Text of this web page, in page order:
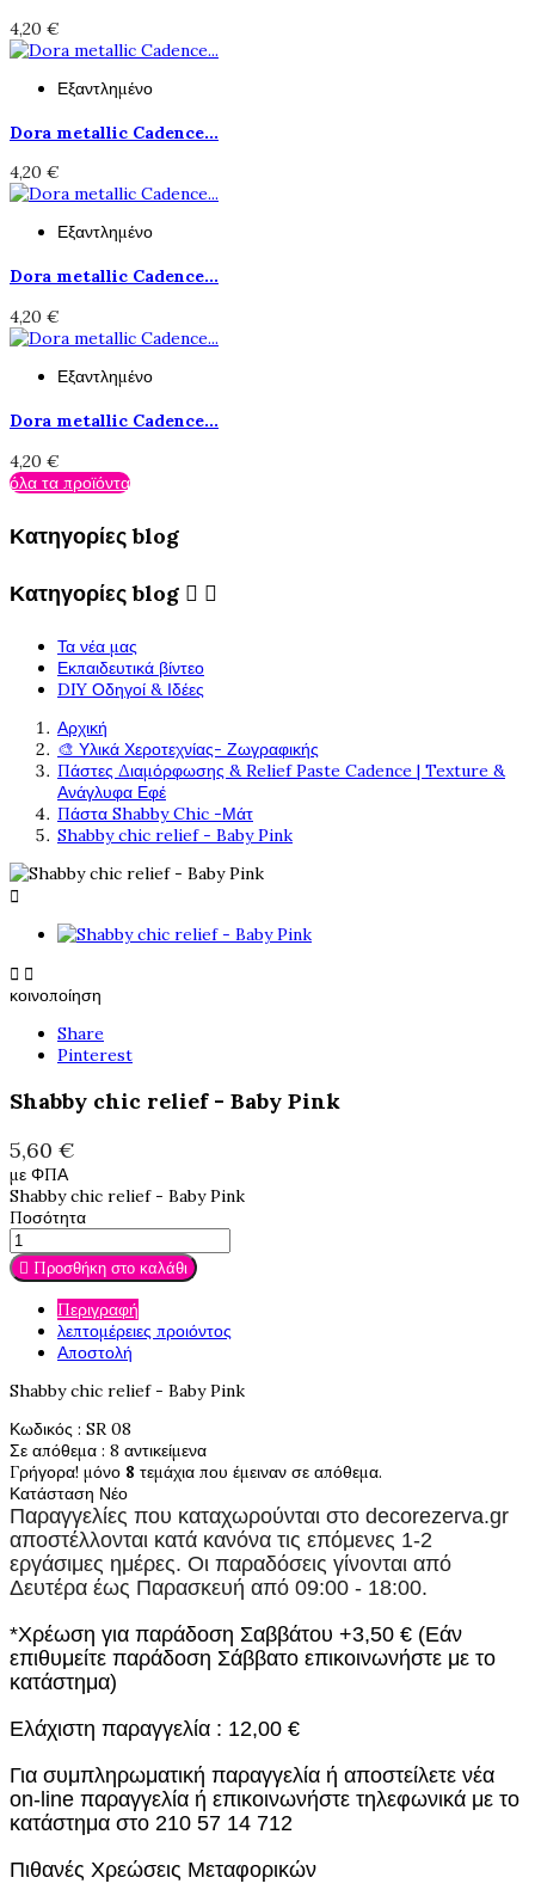
4,20 €
Εξαντλημένο
Dora metallic Cadence...
4,20 €
Εξαντλημένο
Dora metallic Cadence...
4,20 €
Εξαντλημένο
Dora metallic Cadence...
4,20 €
όλα τα προϊόντα
Κατηγορίες blog
Κατηγορίες blog  
Τα νέα μας
Εκπαιδευτικά βίντεο
DIY Οδηγοί & Ιδέες
Αρχική
🎨 Υλικά Χεροτεχνίας- Ζωγραφικής
Πάστες Διαμόρφωσης & Relief Paste Cadence | Texture &
Ανάγλυφα Εφέ
Πάστα Shabby Chic -Μάτ
Shabby chic relief - Baby Pink

 
κοινοποίηση
Share
Pinterest
Shabby chic relief - Baby Pink
5,60 €
με ΦΠΑ
Shabby chic relief - Baby Pink
Ποσότητα
 Προσθήκη στο καλάθι
Περιγραφή
λεπτομέρειες προιόντος
Αποστολή
Shabby chic relief - Baby Pink
Κωδικός : SR 08
Σε απόθεμα : 8 αντικείμενα
Γρήγορα! μόνο 8 τεμάχια που έμειναν σε απόθεμα.
Κατάσταση Νέο
Παραγγελίες που καταχωρούνται στο decorezerva.gr
αποστέλλονται κατά κανόνα τις επόμενες 1-2
εργάσιμες ημέρες. Οι παραδόσεις γίνονται από
Δευτέρα έως Παρασκευή από 09:00 - 18:00.
*Χρέωση για παράδοση Σαββάτου +3,50 € (Εάν
επιθυμείτε παράδοση Σάββατο επικοινωνήστε με το
κατάστημα)
Ελάχιστη παραγγελία : 12,00 €
Για συμπληρωματική παραγγελία ή αποστείλετε νέα
on-line παραγγελία ή επικοινωνήστε τηλεφωνικά με το
κατάστημα στο 210 57 14 712
Πιθανές Χρεώσεις Μεταφορικών